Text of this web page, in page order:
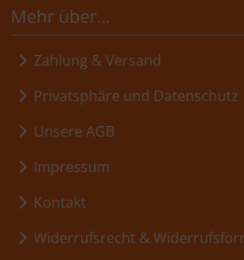
Mehr über...
Zahlung & Versand
Privatsphäre und Datenschutz
Unsere AGB
Impressum
Kontakt
Widerrufsrecht &